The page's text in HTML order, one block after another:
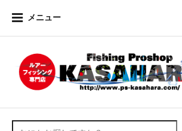
メニュー